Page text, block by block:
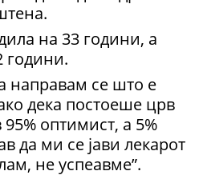
на 33 години, а
години.
се што е
дека постоеше црв
оптимист, а 5%
да ми се јави лекарот
не успеавме”.